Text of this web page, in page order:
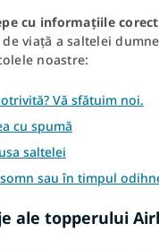
cu informațiile
viață a saltelei
noastre:
Vă sfătuim noi.
cu spumă
saltelei
sau în timpul
ale topperului